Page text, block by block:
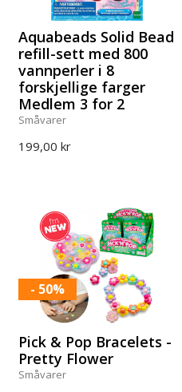
Aquabeads Solid Bead
refill-sett med 800
vannperler i 8
forskjellige farger
Medlem 3 for 2
Småvarer
199,00 kr
Pick & Pop Bracelets -
Pretty Flower
Småvarer
- 50%